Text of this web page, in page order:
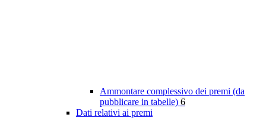
Ammontare complessivo dei premi (da
pubblicare in tabelle) 6
Dati relativi ai premi